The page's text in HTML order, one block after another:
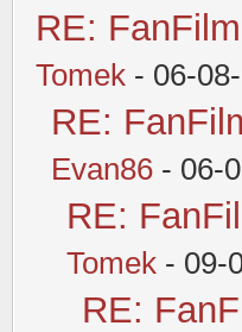
RE:
Tomek - 06-
RE:
Evan86 - 06-
RE:
Tomek - 09-
RE: